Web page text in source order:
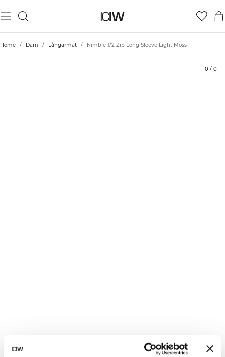
Home / Dam / Långärmat / Nimble 1/2 Zip Long Sleeve Light Moss
0 / 0